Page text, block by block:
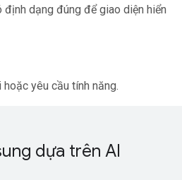
dạng đúng để giao diện hiển
yêu cầu tính năng.
dựa trên AI